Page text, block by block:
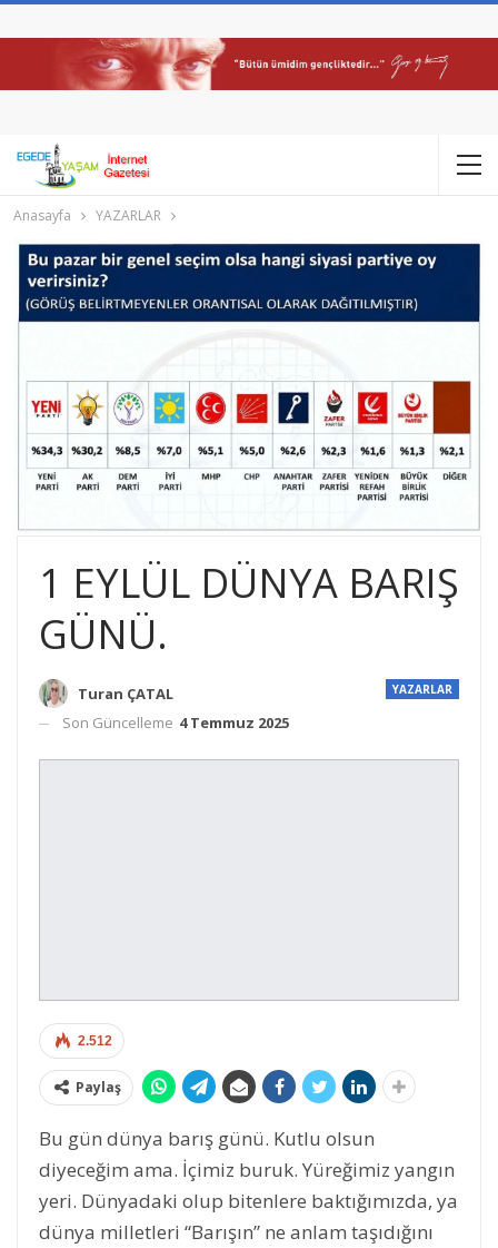
Anasayfa YAZARLAR
1 EYLÜL DÜNYA BARIŞ
GÜNÜ.
YAZARLAR
Turan ÇATAL
Son Güncelleme 4 Temmuz 2025
2.512
Paylaş
Bu gün dünya barış günü. Kutlu olsun
diyeceğim ama. İçimiz buruk. Yüreğimiz yangın
yeri. Dünyadaki olup bitenlere baktığımızda, ya
dünya milletleri “Barışın” ne anlam taşıdığını